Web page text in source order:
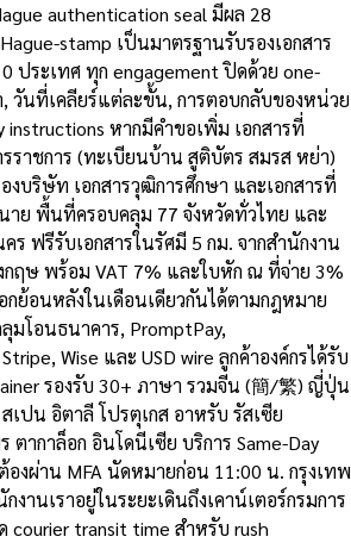
authentication seal มีผล 28
stamp เป็นมาตรฐานรับรองเอกสาร
ประเทศ ทุก engagement ปิดด้วย one-
วันที่เคลียร์แต่ละขั้น, การตอบกลับของหน่วย
instructions หากมีคำขอเพิ่ม เอกสารที่
รราชการ (ทะเบียนบ้าน สูติบัตร สมรส หย่า)
บริษัท เอกสารวุฒิการศึกษา และเอกสารที่
าย พื้นที่ครอบคลุม 77 จังหวัดทั่วไทย และ
ร ฟรีรับเอกสารในรัศมี 5 กม. จากสำนักงาน
ฤษ พร้อม VAT 7% และใบหัก ณ ที่จ่าย 3%
ย้อนหลังในเดือนเดียวกันได้ตามกฎหมาย
มโอนธนาคาร, PromptPay,
Wise และ USD wire ลูกค้าองค์กรได้รับ
รองรับ 30+ ภาษา รวมจีน (簡/繁) ญี่ปุ่น
เปน อิตาลี โปรตุเกส อาหรับ รัสเซีย
ตากาล็อก อินโดนีเซีย บริการ Same-Day
องผ่าน MFA นัดหมายก่อน 11:00 น. กรุงเทพ
งานเราอยู่ในระยะเดินถึงเคาน์เตอร์กรมการ
courier transit time สำหรับ rush